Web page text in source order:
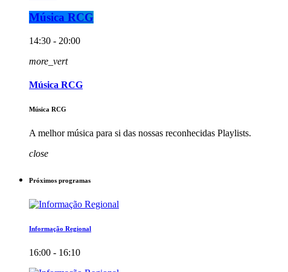
Música RCG
14:30 - 20:00
more_vert
Música RCG
Música RCG
A melhor música para si das nossas reconhecidas Playlists.
close
Próximos programas
Informação Regional
16:00 - 16:10